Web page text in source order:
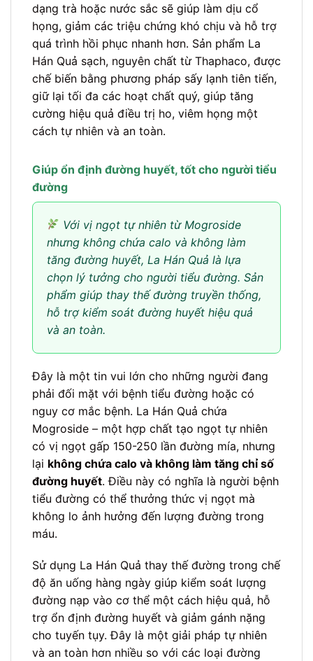
dạng trà hoặc nước sắc sẽ giúp làm dịu cổ
họng, giảm các triệu chứng khó chịu và hỗ trợ
quá trình hồi phục nhanh hơn. Sản phẩm La
Hán Quả sạch, nguyên chất từ Thaphaco, được
chế biến bằng phương pháp sấy lạnh tiên tiến,
giữ lại tối đa các hoạt chất quý, giúp tăng
cường hiệu quả điều trị ho, viêm họng một
cách tự nhiên và an toàn.
Giúp ổn định đường huyết, tốt cho người tiểu
đường
Với vị ngọt tự nhiên từ Mogroside
nhưng không chứa calo và không làm
tăng đường huyết, La Hán Quả là lựa
chọn lý tưởng cho người tiểu đường. Sản
phẩm giúp thay thế đường truyền thống,
hỗ trợ kiểm soát đường huyết hiệu quả
và an toàn.
Đây là một tin vui lớn cho những người đang
phải đối mặt với bệnh tiểu đường hoặc có
nguy cơ mắc bệnh. La Hán Quả chứa
Mogroside – một hợp chất tạo ngọt tự nhiên
có vị ngọt gấp 150-250 lần đường mía, nhưng
lại không chứa calo và không làm tăng chỉ số
đường huyết. Điều này có nghĩa là người bệnh
tiểu đường có thể thưởng thức vị ngọt mà
không lo ảnh hưởng đến lượng đường trong
máu.
Sử dụng La Hán Quả thay thế đường trong chế
độ ăn uống hàng ngày giúp kiểm soát lượng
đường nạp vào cơ thể một cách hiệu quả, hỗ
trợ ổn định đường huyết và giảm gánh nặng
cho tuyến tụy. Đây là một giải pháp tự nhiên
và an toàn hơn nhiều so với các loại đường